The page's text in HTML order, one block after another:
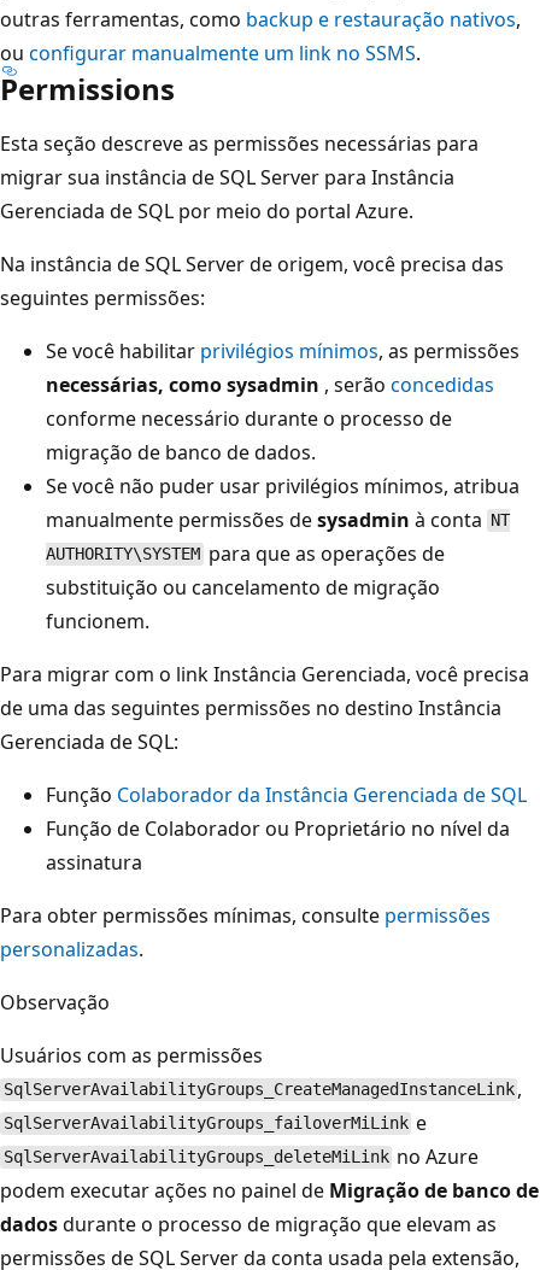
outras ferramentas, como backup e restauração nativos,
ou configurar manualmente um link no SSMS.
Permissions
Esta seção descreve as permissões necessárias para
migrar sua instância de SQL Server para Instância
Gerenciada de SQL por meio do portal Azure.
Na instância de SQL Server de origem, você precisa das
seguintes permissões:
Se você habilitar privilégios mínimos, as permissões
necessárias, como sysadmin , serão concedidas
conforme necessário durante o processo de
migração de banco de dados.
Se você não puder usar privilégios mínimos, atribua
manualmente permissões desysadmin à conta
NT
AUTHORITY\SYSTEM para que as operações de
substituição ou cancelamento de migração
funcionem.
Para migrar com o link Instância Gerenciada, você precisa
de uma das seguintes permissões no destino Instância
Gerenciada de SQL:
Função Colaborador da Instância Gerenciada de SQL
Função de Colaborador ou Proprietário no nível da
assinatura
Para obter permissões mínimas, consulte permissões
personalizadas.
Observação
Usuários com as permissões
SqlServerAvailabilityGroups_CreateManagedInstanceLink ,
SqlServerAvailabilityGroups_failoverMiLink e
SqlServerAvailabilityGroups_deleteMiLink no Azure
podem executar ações no painel de Migração de banco de
dadosdurante o processo de migração que elevam as
permissões de SQL Server da conta usada pela extensão,